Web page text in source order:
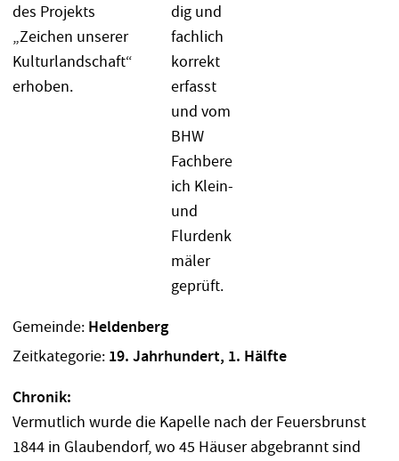
Gemeinde: Heldenberg
Zeitkategorie: 19. Jahrhundert, 1. Hälfte
Chronik:
Vermutlich wurde die Kapelle nach der Feuersbrunst
1844 in Glaubendorf, wo 45 Häuser abgebrannt sind